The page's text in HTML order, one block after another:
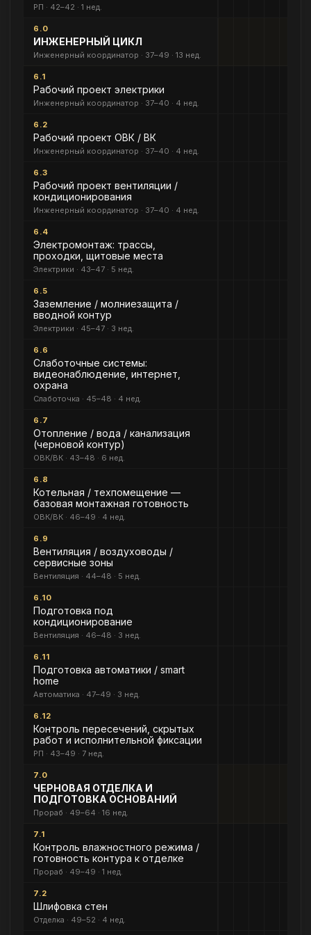
РП · 42–42 · 1 нед.
6.0
ИНЖЕНЕРНЫЙ ЦИКЛ
Инженерный координатор · 37–49 · 13 нед.
6.1
Рабочий проект электрики
Инженерный координатор · 37–40 · 4 нед.
6.2
Рабочий проект ОВК / ВК
Инженерный координатор · 37–40 · 4 нед.
6.3
Рабочий проект вентиляции /
кондиционирования
Инженерный координатор · 37–40 · 4 нед.
6.4
Электромонтаж: трассы,
проходки, щитовые места
Электрики · 43–47 · 5 нед.
6.5
Заземление / молниезащита /
вводной контур
Электрики · 45–47 · 3 нед.
6.6
Слаботочные системы:
видеонаблюдение, интернет,
охрана
Слаботочка · 45–48 · 4 нед.
6.7
Отопление / вода / канализация
(черновой контур)
ОВК/ВК · 43–48 · 6 нед.
6.8
Котельная / техпомещение —
базовая монтажная готовность
ОВК/ВК · 46–49 · 4 нед.
6.9
Вентиляция / воздуховоды /
сервисные зоны
Вентиляция · 44–48 · 5 нед.
6.10
Подготовка под
кондиционирование
Вентиляция · 46–48 · 3 нед.
6.11
Подготовка автоматики / smart
home
Автоматика · 47–49 · 3 нед.
6.12
Контроль пересечений, скрытых
работ и исполнительной фиксации
РП · 43–49 · 7 нед.
7.0
ЧЕРНОВАЯ ОТДЕЛКА И
ПОДГОТОВКА ОСНОВАНИЙ
Прораб · 49–64 · 16 нед.
7.1
Контроль влажностного режима /
готовность контура к отделке
Прораб · 49–49 · 1 нед.
7.2
Шлифовка стен
Отделка · 49–52 · 4 нед.